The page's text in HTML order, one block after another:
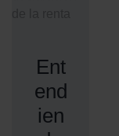
Ent
end
ien